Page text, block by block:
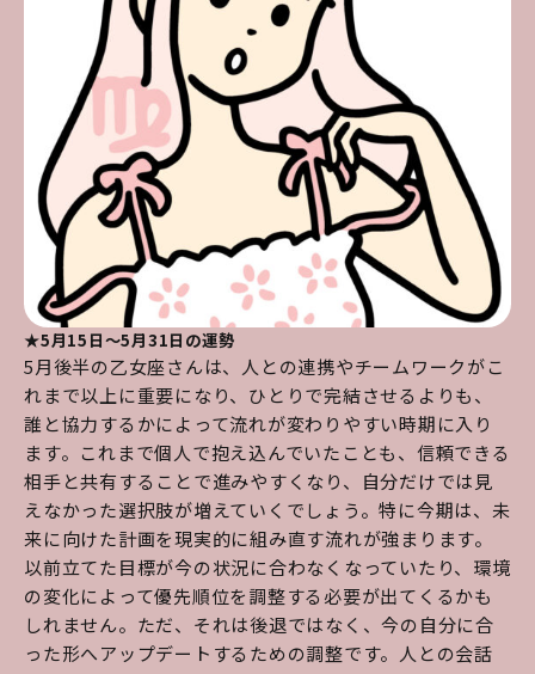
★5月15日～5月31日の運勢
5月後半の乙女座さんは、人との連携やチームワークがこ
れまで以上に重要になり、ひとりで完結させるよりも、
誰と協力するかによって流れが変わりやすい時期に入り
ます。これまで個人で抱え込んでいたことも、信頼できる
相手と共有することで進みやすくなり、自分だけでは見
えなかった選択肢が増えていくでしょう。特に今期は、未
来に向けた計画を現実的に組み直す流れが強まります。
以前立てた目標が今の状況に合わなくなっていたり、環境
の変化によって優先順位を調整する必要が出てくるかも
しれません。ただ、それは後退ではなく、今の自分に合
った形へアップデートするための調整です。人との会話